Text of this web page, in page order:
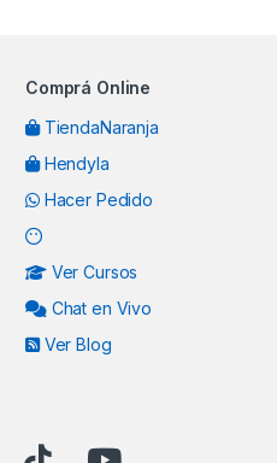
Comprá Online
TiendaNaranja
Hendyla
Hacer Pedido
Ver Cursos
Chat en Vivo
Ver Blog